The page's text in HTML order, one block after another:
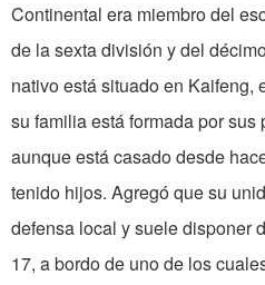
Continental era miembro del
de la sexta división y del
nativo está situado en Kaifeng,
su familia está formada por sus
aunque está casado desde
tenido hijos. Agregó que su
defensa local y suele disponer
17, a bordo de uno de los